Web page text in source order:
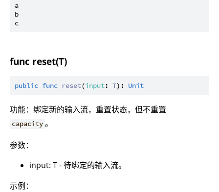
a
b
func reset(T)
public func reset(input: T): Unit
功能：绑定新的输入流，重置状态，但不重置
capacity 。
参数：
input: T - 待绑定的输入流。
示例：